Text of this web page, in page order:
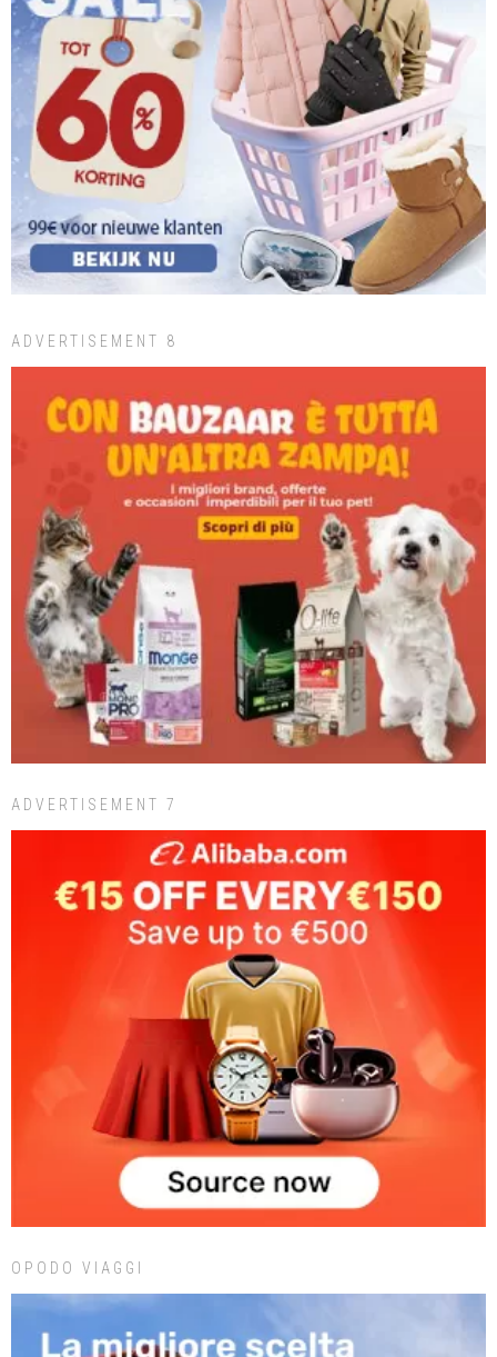
ADVERTISEMENT 8
ADVERTISEMENT 7
OPODO VIAGGI